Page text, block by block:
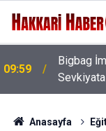
09:59
Bigbag
Anasayfa